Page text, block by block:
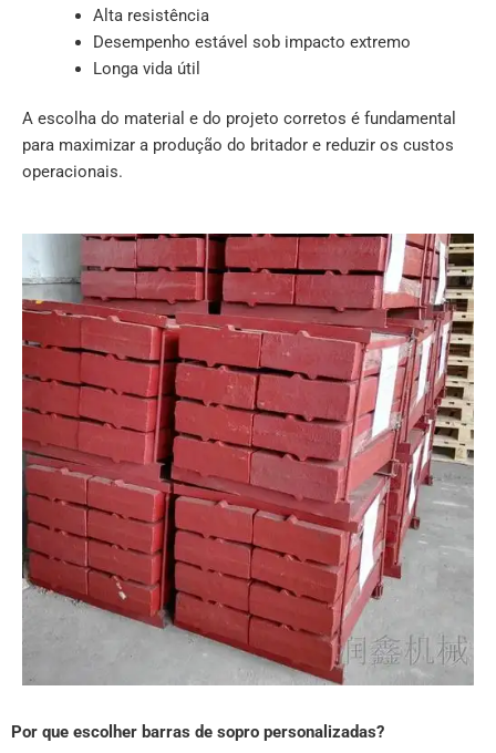
Alta resistência
Desempenho estável sob impacto extremo
Longa vida útil
A escolha do material e do projeto corretos é fundamental
para maximizar a produção do britador e reduzir os custos
operacionais.
Por que escolher barras de sopro personalizadas?